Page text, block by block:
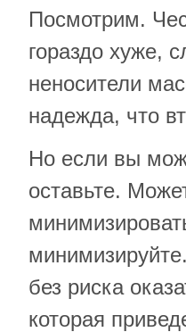
Посмотрим.
гораздо хуже,
неносители
надежда, что
Но если вы
оставьте.
без риска
которая